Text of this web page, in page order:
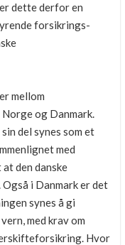
dette derfor en
forsikrings-
mellom
og Danmark.
del synes som et
med
den danske
i Danmark er det
synes å gi
med krav om
Hvor